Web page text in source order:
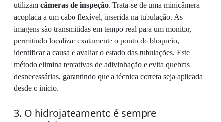
utilizam câmeras de inspeção. Trata-se de uma minicâmera
acoplada a um cabo flexível, inserida na tubulação. As
imagens são transmitidas em tempo real para um monitor,
permitindo localizar exatamente o ponto do bloqueio,
identificar a causa e avaliar o estado das tubulações. Este
método elimina tentativas de adivinhação e evita quebras
desnecessárias, garantindo que a técnica correta seja aplicada
desde o início.
3. O hidrojateamento é sempre